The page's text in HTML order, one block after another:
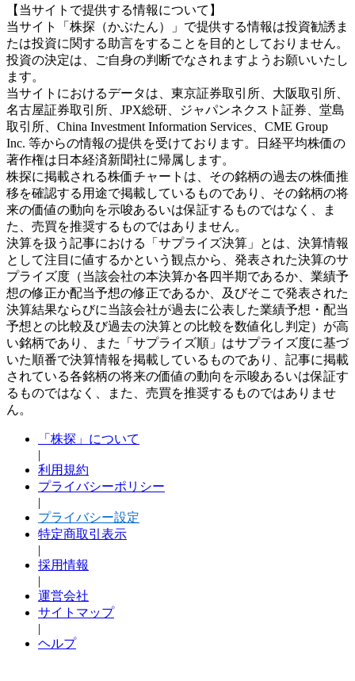
【当サイトで提供する情報について】
当サイト「株探（かぶたん）」で提供する情報は投資勧誘ま
たは投資に関する助言をすることを目的としておりません。
投資の決定は、ご自身の判断でなされますようお願いいたし
ます。
当サイトにおけるデータは、東京証券取引所、大阪取引所、
名古屋証券取引所、JPX総研、ジャパンネクスト証券、堂島
取引所、China Investment Information Services、CME Group
Inc. 等からの情報の提供を受けております。日経平均株価の
著作権は日本経済新聞社に帰属します。
株探に掲載される株価チャートは、その銘柄の過去の株価推
移を確認する用途で掲載しているものであり、その銘柄の将
来の価値の動向を示唆あるいは保証するものではなく、ま
た、売買を推奨するものではありません。
決算を扱う記事における「サプライズ決算」とは、決算情報
として注目に値するかという観点から、発表された決算のサ
プライズ度（当該会社の本決算か各四半期であるか、業績予
想の修正か配当予想の修正であるか、及びそこで発表された
決算結果ならびに当該会社が過去に公表した業績予想・配当
予想との比較及び過去の決算との比較を数値化し判定）が高
い銘柄であり、また「サプライズ順」はサプライズ度に基づ
いた順番で決算情報を掲載しているものであり、記事に掲載
されている各銘柄の将来の価値の動向を示唆あるいは保証す
るものではなく、また、売買を推奨するものではありませ
ん。
「株探」について
|
利用規約
プライバシーポリシー
|
プライバシー設定
特定商取引表示
|
採用情報
|
運営会社
サイトマップ
|
ヘルプ